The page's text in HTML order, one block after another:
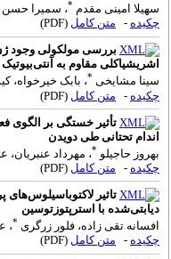
سهیلا امینی مقدم ، سمیرا حسن
چکیده - متن کامل(PDF)
اشریشیاکلی مقاوم به آنتی‌بیوتیک
سینا مشایخی ، بابک خیرخواه،
چکیده - متن کامل(PDF)
تأثیر خستگی بر الگوی
اندام تحتانی طی دویدن
بهروز حاجیلو* ، مهرداد عنبریان،
چکیده - متن کامل(PDF)
تاثیر لاکتوباسیلوس‌های
دیابتی‌شده با استرپتوزتوسین
افسانه تقی زاده، فلور زرگری ،
چکیده - متن کامل(PDF)